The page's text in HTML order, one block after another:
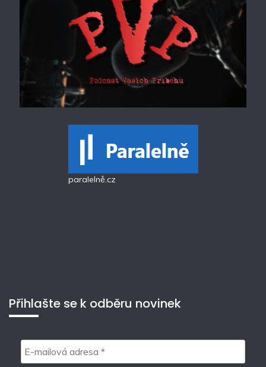
paralelně.cz
Přihlašte se k odběru novinek